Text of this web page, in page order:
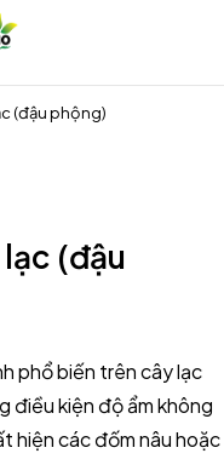
(đậu phộng)
(đậu
phổ biến trên cây lạc
điều kiện độ ẩm không
hiện các đốm nâu hoặc